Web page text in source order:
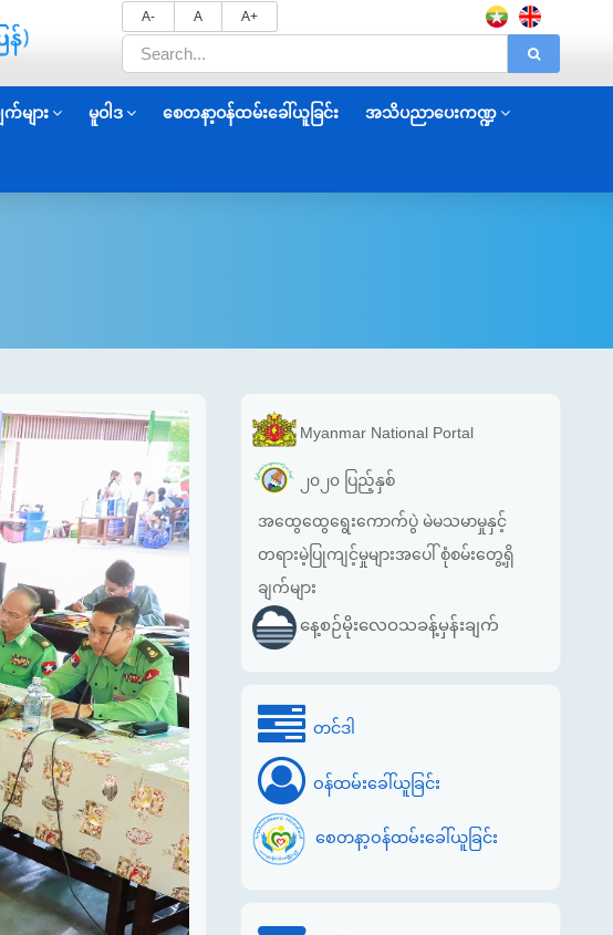
A- A A+
များ မူဝါဒ စေတနာ့ဝန်ထမ်းခေါ်ယူခြင်း အသိပညာပေးကဏ္ဍ
Myanmar National Portal
၂၀၂၀ ပြည့်နှစ်
အထွေထွေရွေးကောက်ပွဲ မဲမသမာမှုနှင့်
တရားမဲ့ပြုကျင့်မှုများအပေါ် စုံစမ်းတွေ့ရှိ
ချက်များ
နေ့စဉ်မိုးလေဝသခန့်မှန်းချက်
တင်ဒါ
ဝန်ထမ်းခေါ်ယူခြင်း
စေတနာ့ဝန်ထမ်းခေါ်ယူခြင်း